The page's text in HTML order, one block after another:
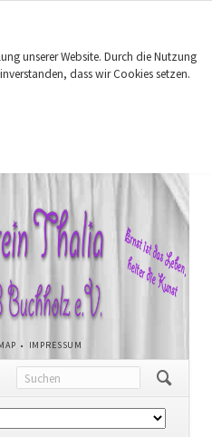
unserer Website. Durch die Nutzung
dass wir Cookies setzen.
IMPRESSUM